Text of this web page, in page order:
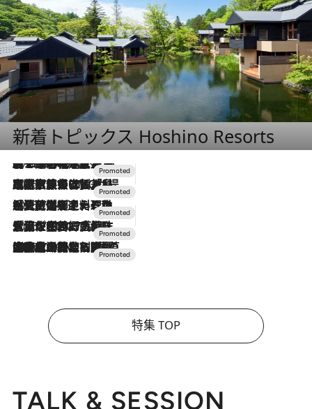
新着トピックス Hoshino Resorts
2026.8.7
【トンボの足水浴】ヒノキの香りに包まれて涼感マックス！約13℃の湧水かけ流しを避暑地「星野温泉 トンボの湯」で体験
2026.7.31
【ホテル帰省】という選択肢をOMOが提案。家族とほどよい距離を保つには「昼は実家、夜は気兼ねなくホテルで！」
2026.7.24
【夏限定ディナーコース】旬を迎える稚鮎や花ズッキーニなどをイタリア・トスカーナの郷土料理の手法で満喫！
2026.7.17
「土佐和ハーブかき氷」がOMO7高知に登場！生姜、山椒、大葉など目にも舌にも涼を呼ぶ郷土の味
2026.7.10
NEW OPEN！【界 草津】名湯の地に誕生。趣の異なる2種の温泉と上州ならではの会席・蕎麦割烹など美食を味わう究極の癒やし旅
特集 TOP
TALK & SESSION